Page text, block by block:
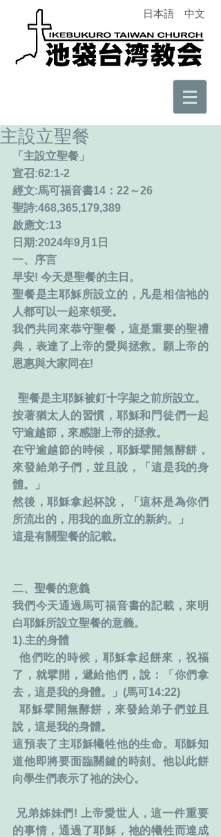
日本語 中文
主設立聖餐
「主設立聖餐」
宣召:62:1-2
經文:馬可福音書14：22～26
聖詩:468,365,179,389
啟應文:13
日期:2024年9月1日
一、序言
早安! 今天是聖餐的主日。
聖餐是主耶穌所設立的，凡是相信祂的
人都可以一起來領受。
我們共同來恭守聖餐，這是重要的聖禮
典，表達了上帝的愛與拯救。願上帝的
恩惠與大家同在!
聖餐是主耶穌被釘十字架之前所設立。
按著猶太人的習慣，耶穌和門徒們一起
守逾越節，來感謝上帝的拯救。
在守逾越節的時候，耶穌擘開無酵餅，
來發給弟子們，並且說，「這是我的身
體。」
然後，耶穌拿起杯說，「這杯是為你們
所流出的，用我的血所立的新約。」
這是有關聖餐的記載。
二、聖餐的意義
我們今天通過馬可福音書的記載，來明
白耶穌所設立聖餐的意義。
1).主的身體
他們吃的時候，耶穌拿起餅來，祝福
了，就擘開，遞給他們，說：「你們拿
去，這是我的身體。」(馬可14:22)
耶穌擘開無酵餅，來發給弟子們並且
說，這是我的身體。
這預表了主耶穌犧牲他的生命。耶穌知
道他即將要面臨關鍵的時刻。他以此餅
向學生們表示了祂的決心。
兄弟姊妹們! 上帝愛世人，這一件重要
的事情，通過了耶穌，祂的犧牲而達成